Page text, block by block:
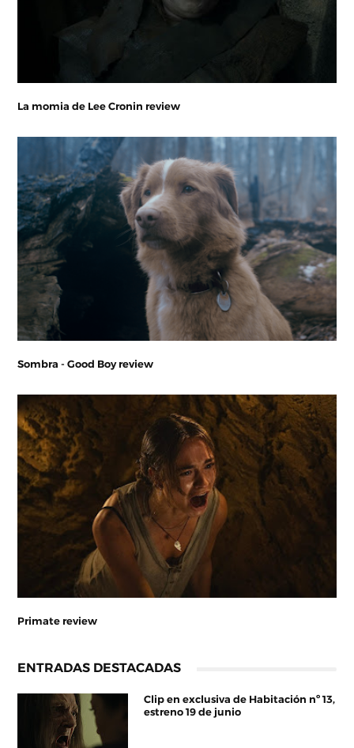
La momia de Lee Cronin review
Sombra - Good Boy review
Primate review
ENTRADAS DESTACADAS
Clip en exclusiva de Habitación nº 13,
estreno 19 de junio